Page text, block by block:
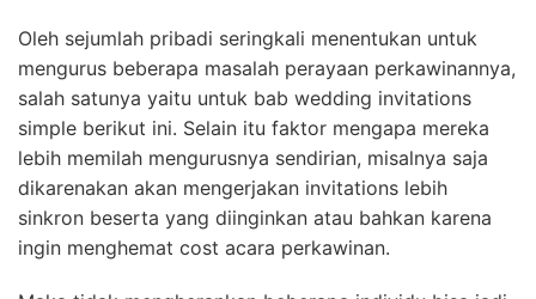
Oleh sejumlah pribadi seringkali menentukan untuk
mengurus beberapa masalah perayaan perkawinannya,
salah satunya yaitu untuk bab wedding invitations
simple berikut ini. Selain itu faktor mengapa mereka
lebih memilah mengurusnya sendirian, misalnya saja
dikarenakan akan mengerjakan invitations lebih
sinkron beserta yang diinginkan atau bahkan karena
ingin menghemat cost acara perkawinan.